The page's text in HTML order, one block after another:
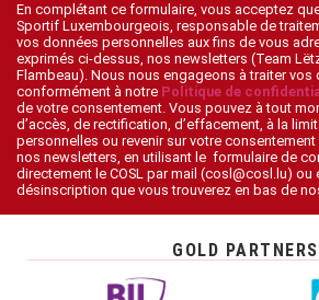
En complétant ce formulaire, vous acceptez
Sportif Luxembourgeois, responsable de
vos données personnelles aux fins de vous
exprimés ci-dessus, nos newsletters (Team
Flambeau). Nous nous engageons à traiter vos
conformément à notre Politique de
de votre consentement. Vous pouvez à tout
d’accès, de rectification, d’effacement, à la
personnelles ou revenir sur votre
nos newsletters, en utilisant le formulaire de
directement le COSL par mail (cosl@cosl.lu) ou
désinscription que vous trouverez en bas de
GOLD PARTNERS